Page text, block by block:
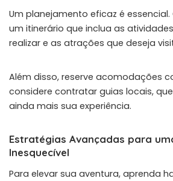
Um planejamento eficaz é
um itinerário que inclua as
realizar e as atrações que deseja
Além disso, reserve acomodações
considere contratar guias locais,
ainda mais sua experiência.
Estratégias Avançadas para
Inesquecível
Para elevar sua aventura, aprenda